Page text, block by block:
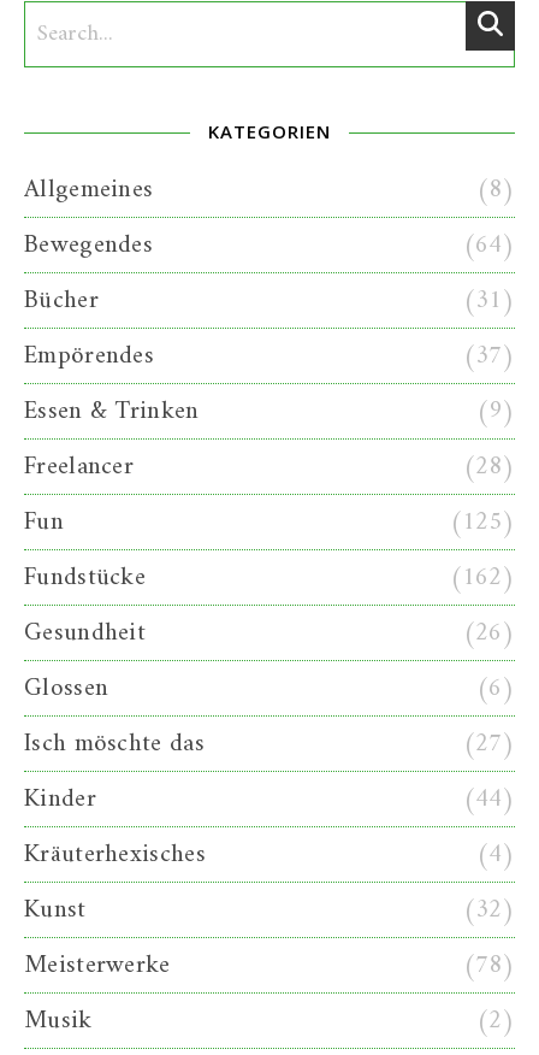
KATEGORIEN
Allgemeines
(8)
Bewegendes
(64)
Bücher
(31)
Empörendes
(37)
Essen & Trinken
(9)
Freelancer
(28)
Fun
(125)
Fundstücke
(162)
Gesundheit
(26)
Glossen
(6)
Isch möschte das
(27)
Kinder
(44)
Kräuterhexisches
(4)
Kunst
(32)
Meisterwerke
(78)
Musik
(2)